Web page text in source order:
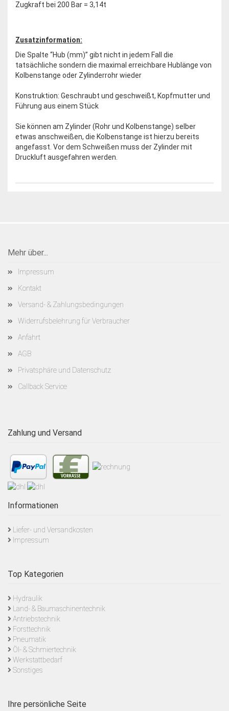
Zugkraft bei 200 Bar = 3,14t
Zusatzinformation:
Die Spalte “Hub (mm)” gibt nicht in jedem Fall die
tatsächliche sondern die maximal erreichbare Hublänge von
Kolbenstange oder Zylinderrohr wieder
Konstruktion: Geschraubt und geschweißt, Kopfmutter und
Führung aus einem Stück
Sie können am Zylinder (Rohr und Kolbenstange) selber
etwas anschweißen, die Kolbenstange ist hierzu bereits
angefasst. Vor dem Schweißen muss der Zylinder mit
Druckluft ausgefahren werden.
Mehr über...
Impressum
Kontakt
Versand- & Zahlungsbedingungen
Widerrufsbelehrung für Verbraucher
Anfahrt
AGB
Privatsphäre und Datenschutz
Callback Service
Zahlung und Versand
Informationen
Liefer- und Versandkosten
Impressum
Top Kategorien
Hydraulik
Land- & Baumaschinentechnik
Antriebstechnik
Forsttechnik
Pneumatik
Öl- & Schmiertechnik
Werkstattbedarf
Sonstiges
Ihre persönliche Seite